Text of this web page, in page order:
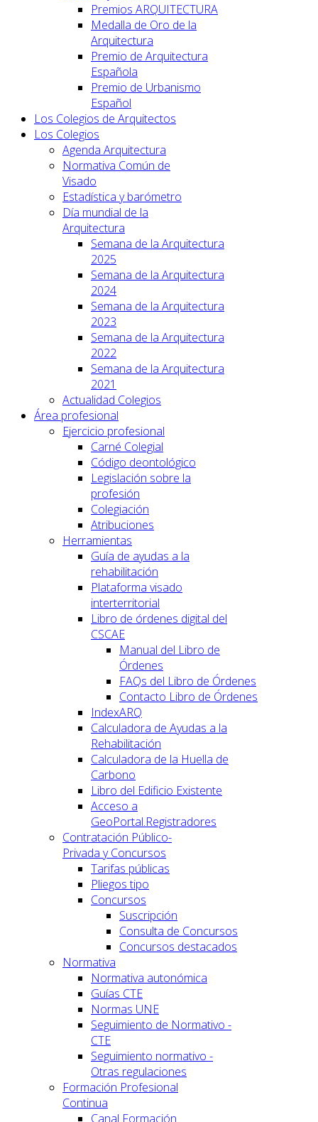
Premios ARQUITECTURA
Medalla de Oro de la
Arquitectura
Premio de Arquitectura
Española
Premio de Urbanismo
Español
Los Colegios de Arquitectos
Los Colegios
Agenda Arquitectura
Normativa Común de
Visado
Estadística y barómetro
Día mundial de la
Arquitectura
Semana de la Arquitectura
2025
Semana de la Arquitectura
2024
Semana de la Arquitectura
2023
Semana de la Arquitectura
2022
Semana de la Arquitectura
2021
Actualidad Colegios
Área profesional
Ejercicio profesional
Carné Colegial
Código deontológico
Legislación sobre la
profesión
Colegiación
Atribuciones
Herramientas
Guía de ayudas a la
rehabilitación
Plataforma visado
interterritorial
Libro de órdenes digital del
CSCAE
Manual del Libro de
Órdenes
FAQs del Libro de Órdenes
Contacto Libro de Órdenes
IndexARQ
Calculadora de Ayudas a la
Rehabilitación
Calculadora de la Huella de
Carbono
Libro del Edificio Existente
Acceso a
GeoPortal.Registradores
Contratación Público-
Privada y Concursos
Tarifas públicas
Pliegos tipo
Concursos
Suscripción
Consulta de Concursos
Concursos destacados
Normativa
Normativa autonómica
Guías CTE
Normas UNE
Seguimiento de Normativo -
CTE
Seguimiento normativo -
Otras regulaciones
Formación Profesional
Continua
Canal Formación